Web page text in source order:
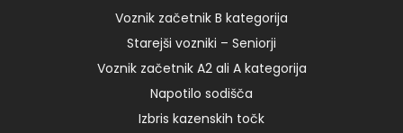
Voznik začetnik B kategorija
Starejši vozniki – Seniorji
Voznik začetnik A2 ali A kategorija
Napotilo sodišča
Izbris kazenskih točk